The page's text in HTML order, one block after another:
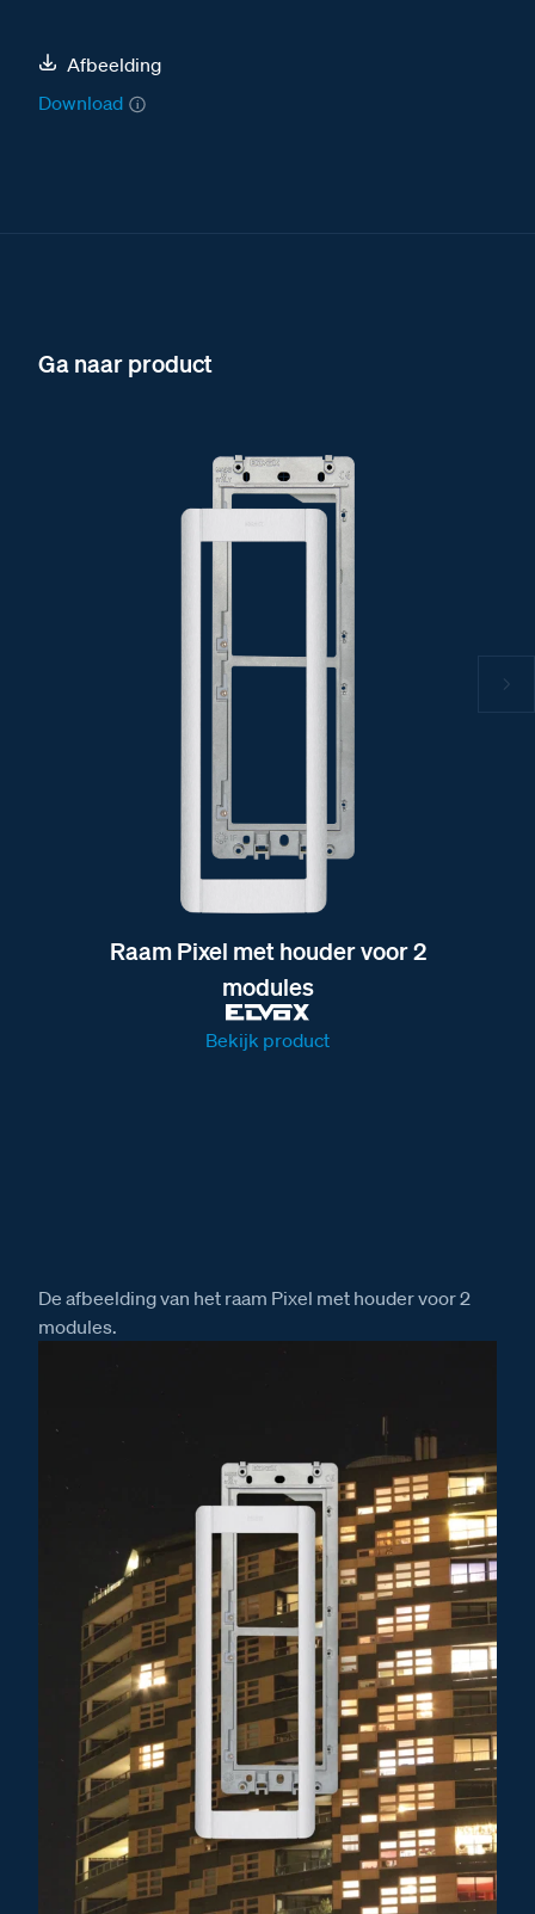
Afbeelding
Download
Ga naar product
Raam Pixel met houder voor 2
modules
Bekijk product
De afbeelding van het raam Pixel met houder voor 2
modules.